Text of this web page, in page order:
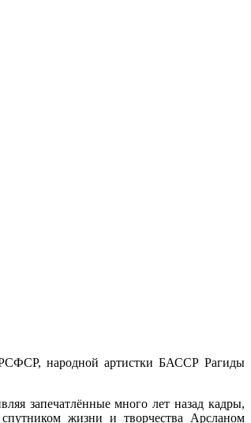
РСФСР, народной артистки БАССР Рагиды
запечатлённые много лет назад кадры,
жизни и творчества Арсланом